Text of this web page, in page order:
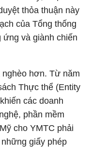
thỏa thuận này
của Tổng thống
ứng và giành chiến
hơn. Từ năm
Thực thể (Entity
các doanh
phần mềm
cho YMTC phải
giấy phép